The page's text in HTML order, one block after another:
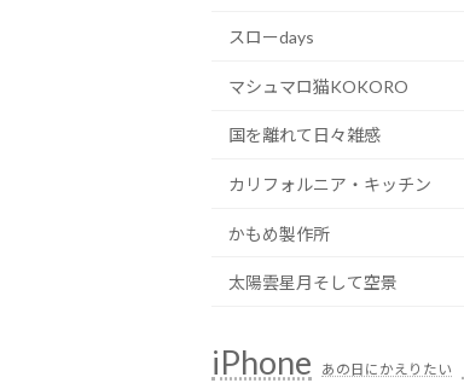
スローdays
マシュマロ猫KOKORO
国を離れて日々雑感
カリフォルニア・キッチン
かもめ製作所
太陽雲星月そして空景
iPhone あの日にかえりたい